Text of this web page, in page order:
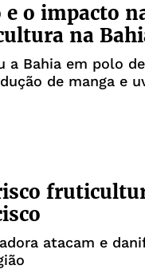
e o impacto
na
a Bahia em polo de
de manga e
atacam e